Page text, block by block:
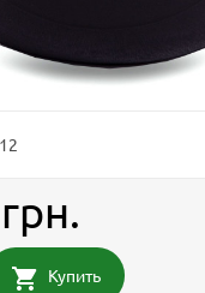
Купить